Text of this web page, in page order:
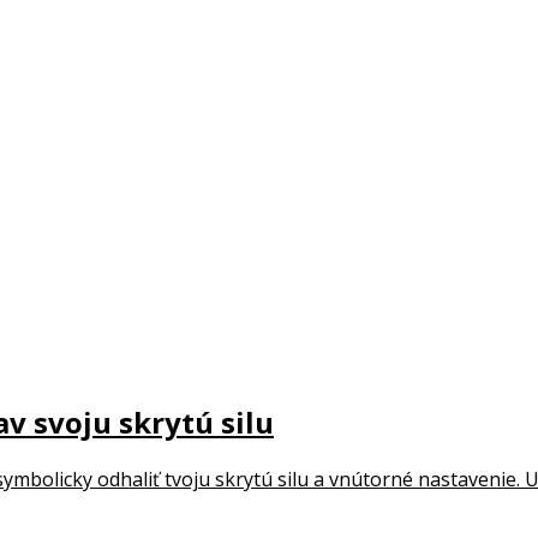
svoju skrytú silu
odhaliť tvoju skrytú silu a vnútorné nastavenie.